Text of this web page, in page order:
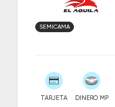
SEMICAMA
TARJETA DINERO MP